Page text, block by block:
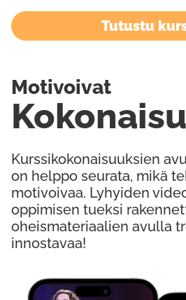
Tutustu
Kurssikokonaisuuksien
on helppo seurata, mikä
motivoivaa. Lyhyiden
oppimisen tueksi
oheismateriaalien avulla
innostavaa!
Motivoivat